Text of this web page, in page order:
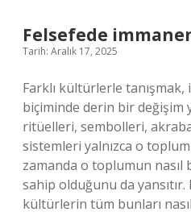
Felsefede
Tarih: Aralık 17, 2025
Farklı kültürlerle tanışmak,
biçiminde derin bir
ritüelleri, sembolleri,
sistemleri yalnızca o
zamanda o toplumun
sahip olduğunu da
kültürlerin tüm bunları